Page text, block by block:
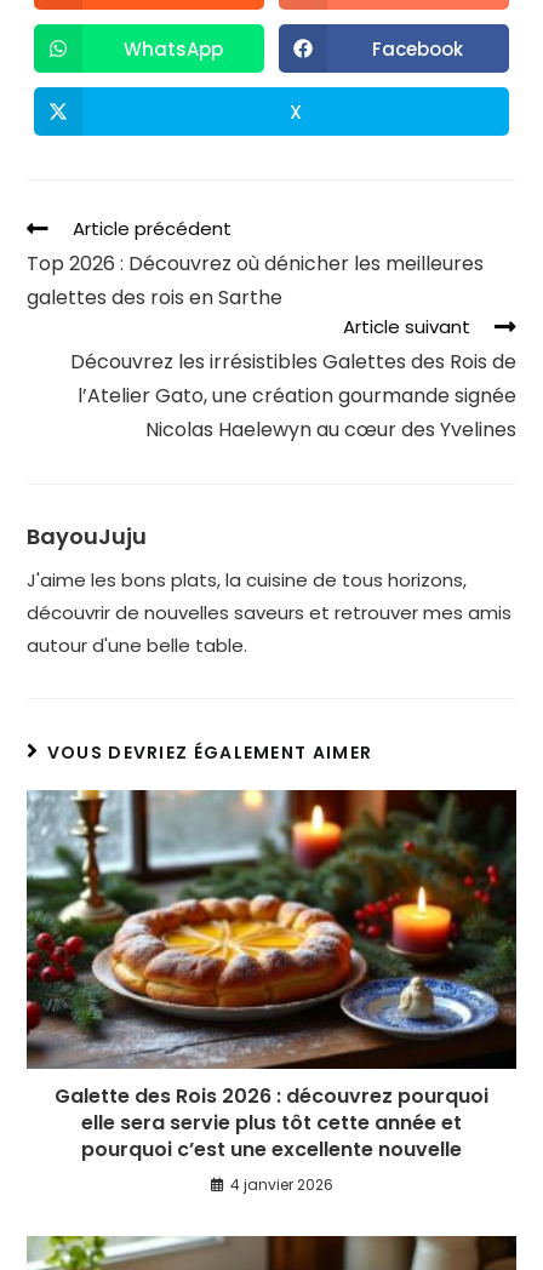
WhatsApp Facebook
X
Article précédent
Top 2026 : Découvrez où dénicher les meilleures
galettes des rois en Sarthe
Article suivant
Découvrez les irrésistibles Galettes des Rois de
l’Atelier Gato, une création gourmande signée
Nicolas Haelewyn au cœur des Yvelines
BayouJuju
J'aime les bons plats, la cuisine de tous horizons,
découvrir de nouvelles saveurs et retrouver mes amis
autour d'une belle table.
VOUS DEVRIEZ ÉGALEMENT AIMER
Galette des Rois 2026 : découvrez pourquoi
elle sera servie plus tôt cette année et
pourquoi c’est une excellente nouvelle
4 janvier 2026